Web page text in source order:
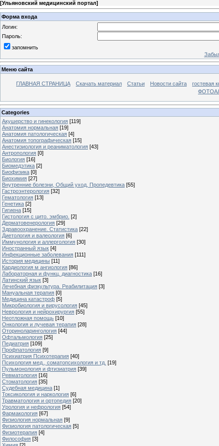
[Ульяновский медицинский портал]
Форма входа
Логин:
Пароль:
запомнить
Меню сайта
ГЛАВНАЯ СТРАНИЦА Скачать материал Статьи Новости сайта
гостевая
Categories
Акушерство и гинекология [119]
Анатомия нормальная [19]
Анатомия патологическая [4]
Анатомия топографическая [15]
Анестизиология и реаниматология [43]
Антропология [0]
Биология [16]
Биомедэтика [2]
Биофизика [0]
Биохимия [27]
Внутренние болезни, Общий уход, Пропедевтика [55]
Гастроэнтерология [32]
Гематология [13]
Генетика [2]
Гигиена [15]
Гистология с цито. эмбрио. [2]
Дерматовенерология [29]
Здравоохранение. Статистика [22]
Диетология и валеология [6]
Иммунология и аллергология [30]
Иностранный язык [4]
Инфекционные заболевания [111]
История медицины [11]
Кардиология м ангиология [86]
Лабораторная и функц. диагностика [16]
Латинский язык [3]
Лечебная физкультура. Реабилитация [3]
Мануальная терапия [0]
Медицина катастроф [5]
Микробиология и вирусология [45]
Неврология и нейрохирургия [55]
Неотложная помощь [10]
Онкология и лучевая терапия [28]
Оториноларингология [44]
Офтальмология [25]
Педиатрия [109]
Профпатология [9]
Психиатрия Психотерапия [40]
Психология мед., соматопсихология и тд. [19]
Пульмонология и фтизиатрия [39]
Ревматология [16]
Стоматология [35]
Судебная медицина [1]
Токсикология и наркология [6]
Травматология и ортопедия [20]
Урология и нефрология [54]
Фармакология [67]
Физиология нормальная [9]
Физиология патологическая [5]
Физиотерапия [4]
Философия [3]